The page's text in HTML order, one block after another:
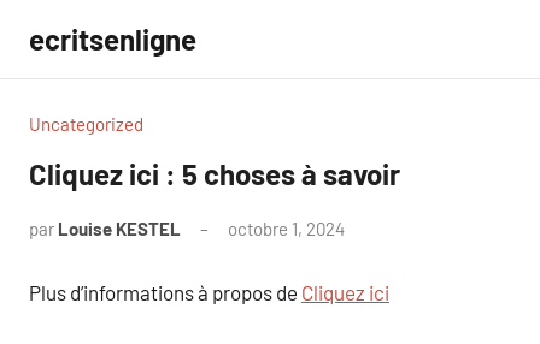
contenu
ecritsenligne
Uncategorized
Cliquez ici : 5 choses à savoir
par Louise KESTEL octobre 1, 2024
Plus d’informations à propos de Cliquez ici